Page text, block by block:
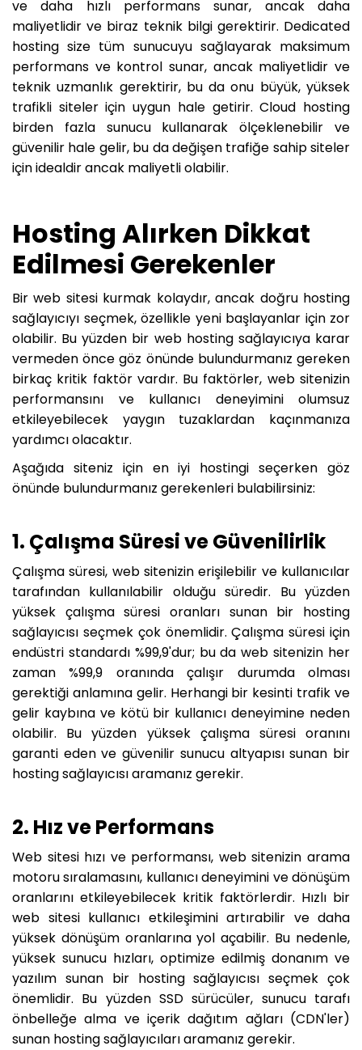
ve daha hızlı performans sunar, ancak daha
maliyetlidir ve biraz teknik bilgi gerektirir. Dedicated
hosting size tüm sunucuyu sağlayarak maksimum
performans ve kontrol sunar, ancak maliyetlidir ve
teknik uzmanlık gerektirir, bu da onu büyük, yüksek
trafikli siteler için uygun hale getirir. Cloud hosting
birden fazla sunucu kullanarak ölçeklenebilir ve
güvenilir hale gelir, bu da değişen trafiğe sahip siteler
için idealdir ancak maliyetli olabilir.
Hosting Alırken Dikkat
Edilmesi Gerekenler
Bir web sitesi kurmak kolaydır, ancak doğru hosting
sağlayıcıyı seçmek, özellikle yeni başlayanlar için zor
olabilir. Bu yüzden bir web hosting sağlayıcıya karar
vermeden önce göz önünde bulundurmanız gereken
birkaç kritik faktör vardır. Bu faktörler, web sitenizin
performansını ve kullanıcı deneyimini olumsuz
etkileyebilecek yaygın tuzaklardan kaçınmanıza
yardımcı olacaktır.
Aşağıda siteniz için en iyi hostingi seçerken göz
önünde bulundurmanız gerekenleri bulabilirsiniz:
1. Çalışma Süresi ve Güvenilirlik
Çalışma süresi, web sitenizin erişilebilir ve kullanıcılar
tarafından kullanılabilir olduğu süredir. Bu yüzden
yüksek çalışma süresi oranları sunan bir hosting
sağlayıcısı seçmek çok önemlidir. Çalışma süresi için
endüstri standardı %99,9'dur; bu da web sitenizin her
zaman %99,9 oranında çalışır durumda olması
gerektiği anlamına gelir. Herhangi bir kesinti trafik ve
gelir kaybına ve kötü bir kullanıcı deneyimine neden
olabilir. Bu yüzden yüksek çalışma süresi oranını
garanti eden ve güvenilir sunucu altyapısı sunan bir
hosting sağlayıcısı aramanız gerekir.
2. Hız ve Performans
Web sitesi hızı ve performansı, web sitenizin arama
motoru sıralamasını, kullanıcı deneyimini ve dönüşüm
oranlarını etkileyebilecek kritik faktörlerdir. Hızlı bir
web sitesi kullanıcı etkileşimini artırabilir ve daha
yüksek dönüşüm oranlarına yol açabilir. Bu nedenle,
yüksek sunucu hızları, optimize edilmiş donanım ve
yazılım sunan bir hosting sağlayıcısı seçmek çok
önemlidir. Bu yüzden SSD sürücüler, sunucu tarafı
önbelleğe alma ve içerik dağıtım ağları (CDN'ler)
sunan hosting sağlayıcıları aramanız gerekir.